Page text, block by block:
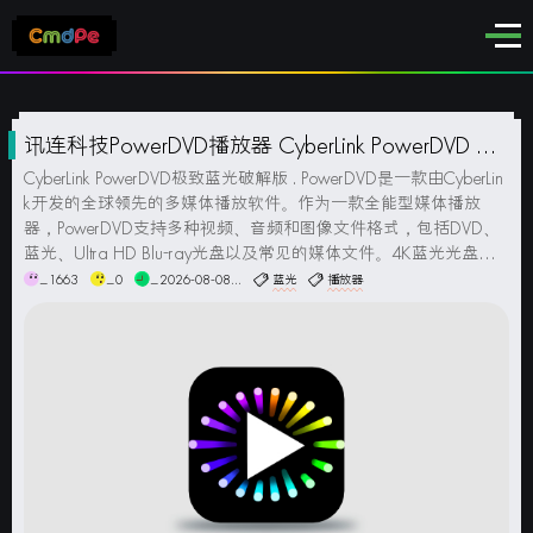
讯连科技PowerDVD播放器 CyberLink PowerDVD 极
致蓝光破解版
CyberLink PowerDVD极致蓝光破解版 . PowerDVD是一款由CyberLin
k开发的全球领先的多媒体播放软件。作为一款全能型媒体播放
器，PowerDVD支持多种视频、音频和图像文件格式，包括DVD、
蓝光、Ultra HD Blu-ray光盘以及常见的媒体文件。4K蓝光光盘字
幕，独家TrueTheater HDR影像增强技术，支持...
_1663 _0 _2026-08-08... 蓝光 播放器